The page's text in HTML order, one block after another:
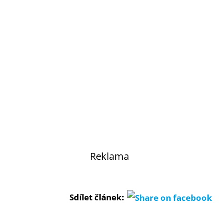
Reklama
Sdílet článek: